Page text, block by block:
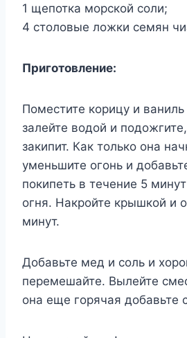
1 щепотка морской соли;
4 столовые ложки семян
Приготовление:
Поместите корицу и
залейте водой и
закипит. Как только она
уменьшите огонь и
покипеть в течение 5
огня. Накройте крышкой и
минут.
Добавьте мед и соль и
перемешайте. Вылейте
она еще горячая добавьте